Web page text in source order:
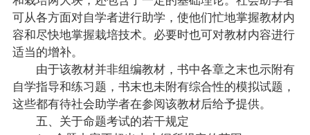
可从各方面对自学者进行助学，使他们忙地掌握教材内
容和尽快地掌握栽培技术。必要时也可对教材内容进行
适当的增补。
由于该教材并非组编教材，书中各章之末也示附有
自学指导和练习题，书末也未附有综合性的模拟试题 ，
这些都有待社会助学者在参阅该教材后给予提供。
五、关于命题考试的若干规定